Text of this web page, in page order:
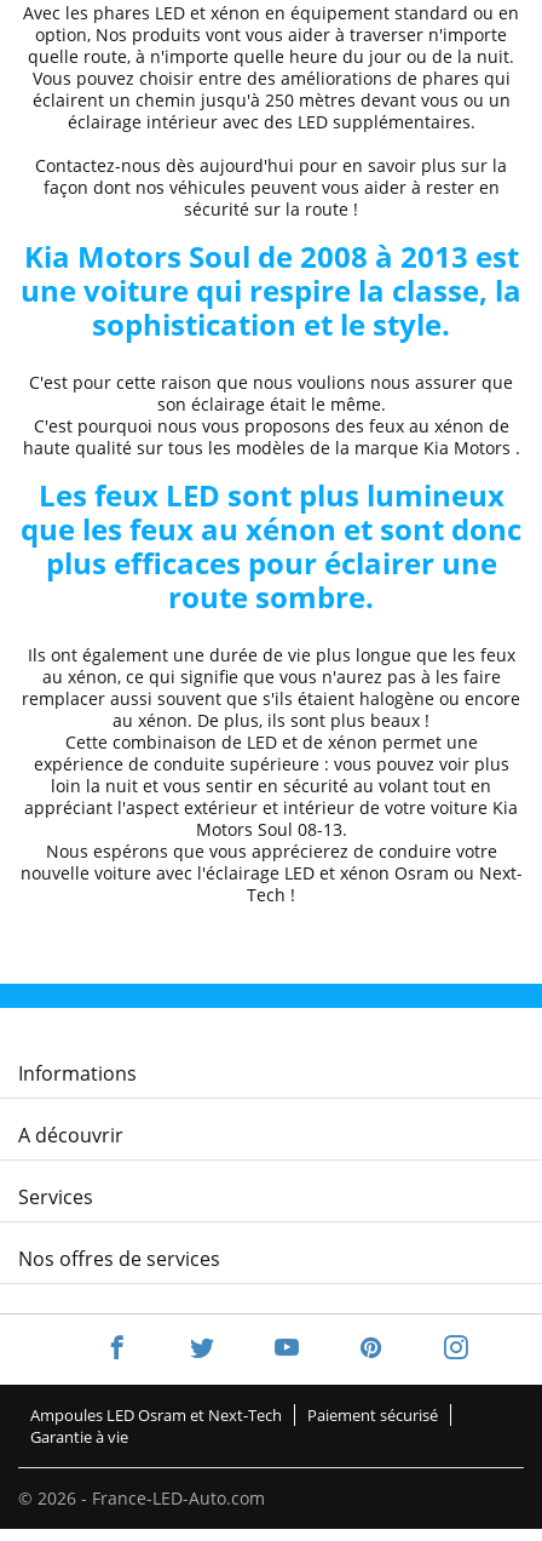
Avec les phares LED et xénon en équipement standard ou en
option, Nos produits vont vous aider à traverser n'importe
quelle route, à n'importe quelle heure du jour ou de la nuit.
Vous pouvez choisir entre des améliorations de phares qui
éclairent un chemin jusqu'à 250 mètres devant vous ou un
éclairage intérieur avec des LED supplémentaires.
Contactez-nous dès aujourd'hui pour en savoir plus sur la
façon dont nos véhicules peuvent vous aider à rester en
sécurité sur la route !
Kia Motors Soul de 2008 à 2013 est
une voiture qui respire la classe, la
sophistication et le style.
C'est pour cette raison que nous voulions nous assurer que
son éclairage était le même.
C'est pourquoi nous vous proposons des feux au xénon de
haute qualitésur tous les modèles de la marque Kia Motors .
Les feux LED sont plus lumineux
que les feux au xénon et sont donc
plus efficaces pour éclairer une
route sombre.
Ils ont également une durée de vie plus longue que les feux
au xénon, ce qui signifie que vous n'aurez pas à les faire
remplacer aussi souvent que s'ils étaient halogène ou encore
au xénon. De plus, ils sont plus beaux !
Cette combinaison de LED et de xénon permet une
expérience de conduite supérieure: vous pouvez voir plus
loin la nuit et vous sentir en sécurité au volant tout en
appréciant l'aspect extérieur et intérieur de votre voiture Kia
Motors Soul 08-13.
Nous espérons que vous apprécierez de conduirevotre
nouvelle voiture avec l'éclairage LED et xénon Osram ou Next-
Tech !
Informations
A découvrir
Services
Nos offres de services
© 2026 - France-LED-Auto.com
Ampoules LED Osram et Next-Tech
Paiement sécurisé
Garantie à vie